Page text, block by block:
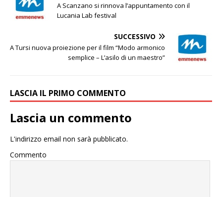
A Scanzano si rinnova l’appuntamento con il
Lucania Lab festival
SUCCESSIVO
A Tursi nuova proiezione per il film “Modo armonico
semplice – L’asilo di un maestro”
LASCIA IL PRIMO COMMENTO
Lascia un commento
L'indirizzo email non sarà pubblicato.
Commento